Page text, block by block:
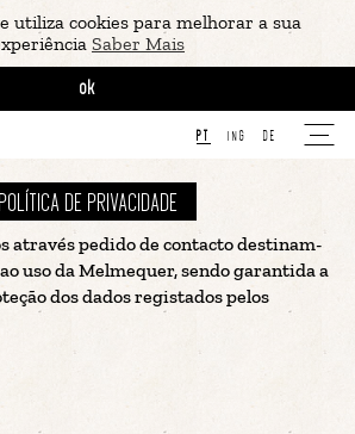
utiliza cookies para melhorar a sua
Saber Mais
ok
PT ING DE
POLÍTICA DE PRIVACIDADE
através pedido de contacto destinam-
uso da Melmequer, sendo garantida a
dos dados registados pelos